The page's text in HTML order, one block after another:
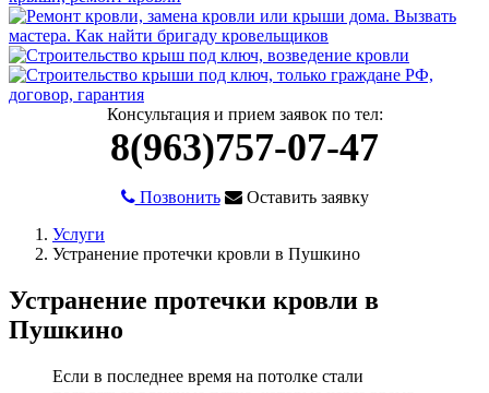
Консультация и прием заявок по тел:
8(963)757-07-47
Позвонить
Оставить заявку
Услуги
Устранение протечки кровли в Пушкино
Устранение протечки кровли в
Пушкино
Если в последнее время на потолке стали